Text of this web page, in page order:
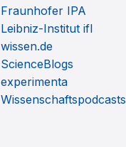
Fraunhofer IPA
Leibniz-Institut ifl
wissen.de
ScienceBlogs
experimenta
Wissenschaftspodcasts